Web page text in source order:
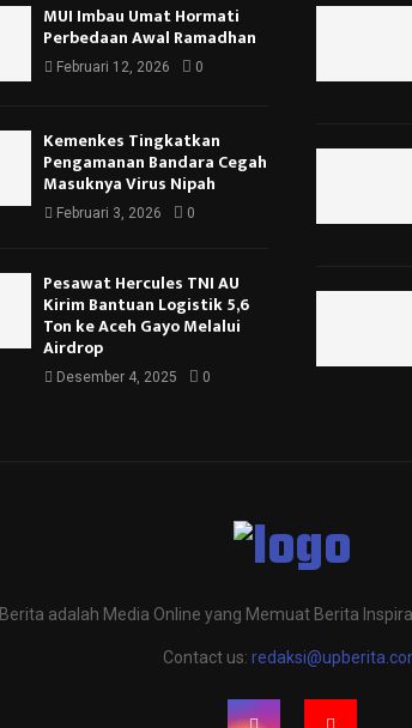
MUI Imbau Umat Hormati
Perbedaan Awal Ramadhan
Februari 12, 2026 0
Kemenkes Tingkatkan
Pengamanan Bandara Cegah
Masuknya Virus Nipah
Februari 3, 2026 0
Pesawat Hercules TNI AU
Kirim Bantuan Logistik 5,6
Ton ke Aceh Gayo Melalui
Airdrop
Desember 4, 2025 0
adalah Media Online yang Memuat Berita
Contact us: